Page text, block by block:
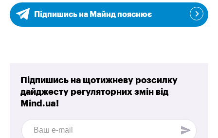
Підпишись на Майнд пояснює
Підпишись на щотижневу розсилку
дайджесту регуляторних змін від
Mind.ua!